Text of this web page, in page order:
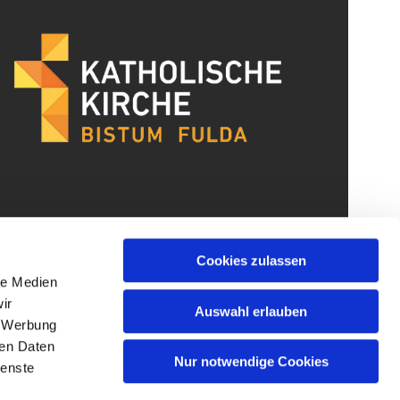
Medien
Daten
Cookies zulassen
Auswahl erlauben
Nur notwendige Cookies